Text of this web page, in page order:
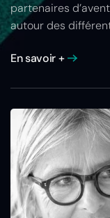
partenaires
autour des
En savoir +